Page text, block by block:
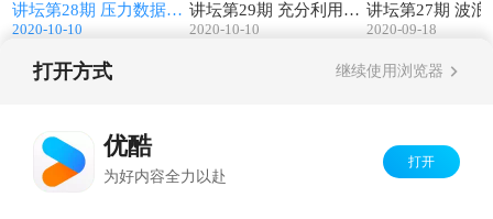
讲坛第28期 压力数据在
人工智能时代的应用 20
2020-10-10
讲坛第29期 充分利用您
的RBR设备–对话RBR
2020-10-10
讲坛第27期 波浪
面测量系统
2020-09-18
打开方式 继续使用浏览器
优酷
为好内容全力以赴
打开